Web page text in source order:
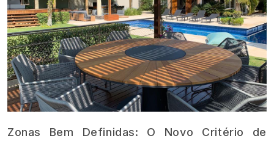
Zonas Bem Definidas: O Novo Critério de